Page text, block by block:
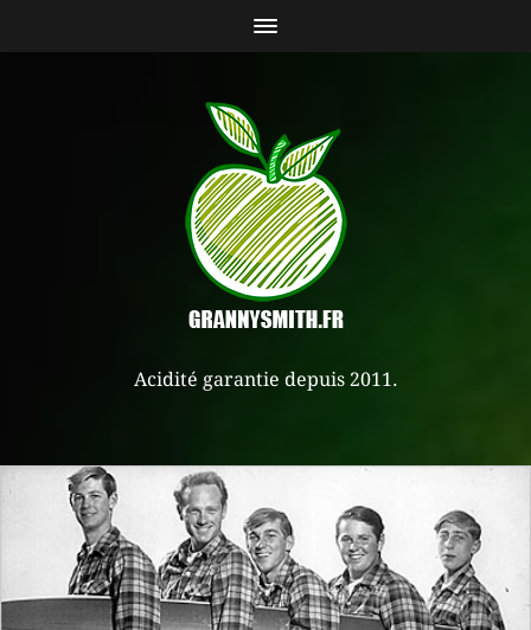
Acidité garantie depuis 2011.